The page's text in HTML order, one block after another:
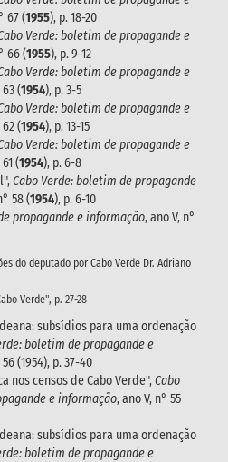
67 (1955), p. 18-20
Verde: boletim de propagande e
66 (1955), p. 9-12
Verde: boletim de propagande e
63 (1954), p. 3-5
Verde: boletim de propagande e
62 (1954), p. 13-15
Verde: boletim de propagande e
(1954), p. 6-8
Cabo Verde: boletim de propagande
58 (1954), p. 6-10
propagande e informação, ano V, n°
do deputado por Cabo Verde Dr. Adriano
Verde", p. 27-28
subsídios para uma ordenação
boletim de propagande e
(1954), p. 37-40
nos censos de Cabo Verde",Cabo
e informação, ano V, n° 55
subsídios para uma ordenação
boletim de propagande e